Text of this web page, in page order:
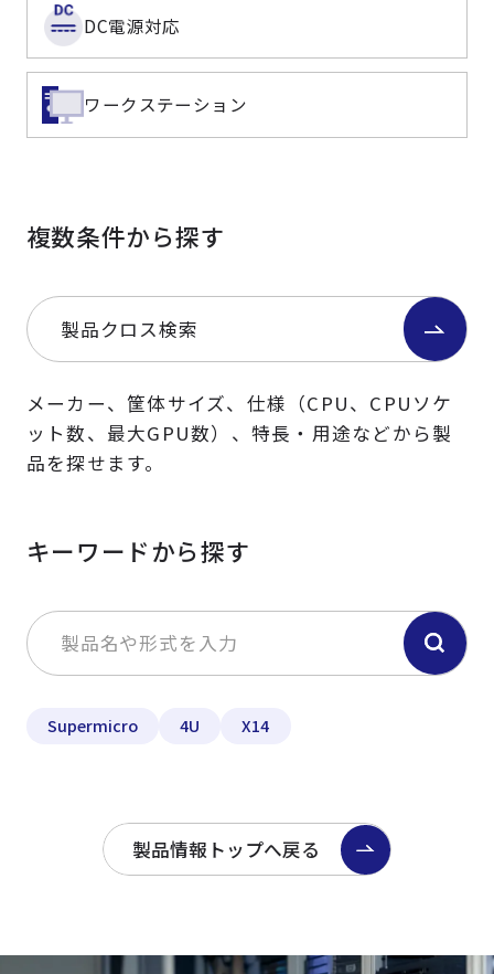
DC電源対応
ワークステーション
複数条件から探す
製品クロス検索
メーカー、筐体サイズ、仕様（CPU、CPUソケ
ット数、最大GPU数）、特長・用途などから製
品を探せます。
キーワードから探す
Supermicro 4U X14
製品情報トップへ戻る